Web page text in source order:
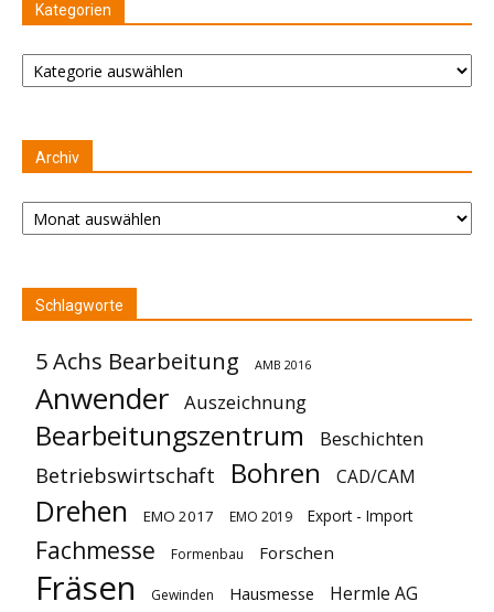
Kategorien
Kategorien
Archiv
Archiv
Schlagworte
5 Achs Bearbeitung AMB 2016
Anwender Auszeichnung
Bearbeitungszentrum Beschichten
Betriebswirtschaft Bohren CAD/CAM
Drehen EMO 2017 EMO 2019 Export - Import
Fachmesse Formenbau Forschen
Fräsen Gewinden Hausmesse Hermle AG